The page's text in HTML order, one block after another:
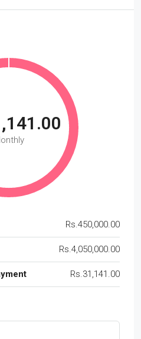
Rs.450,000.00
Rs.4,050,000.00
Rs.31,141.00